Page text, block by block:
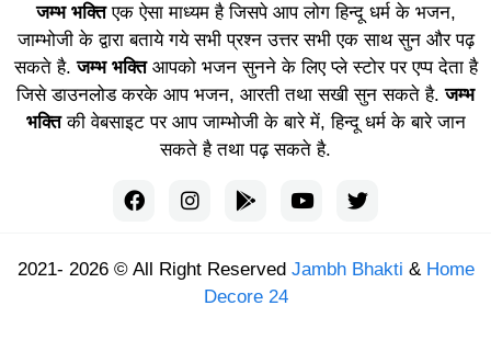
जम्भ भक्तिएक ऐसा माध्यम है जिसपे आप लोग हिन्दू धर्म के भजन,
जाम्भोजी के द्वारा बताये गये सभी प्रश्न उत्तर सभी एक साथ सुन और पढ़
सकते है.जम्भ भक्तिआपको भजन सुनने के लिए प्ले स्टोर पर एप्प देता है
जिसे डाउनलोड करके आप भजन, आरती तथा सखी सुन सकते है.जम्भ
भक्तिकी वेबसाइट पर आप जाम्भोजी के बारे में, हिन्दू धर्म के बारे जान
सकते है तथा पढ़ सकते है.
2021- 2026 © All Right Reserved Jambh Bhakti & Home
Decore 24